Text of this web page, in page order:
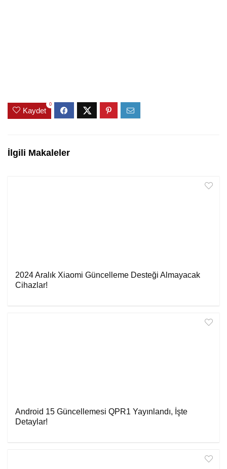
Kaydet
0
İlgili Makaleler
2024 Aralık Xiaomi Güncelleme Desteği Almayacak
Cihazlar!
Android 15 Güncellemesi QPR1 Yayınlandı, İşte
Detaylar!